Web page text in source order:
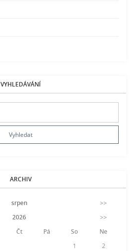
VYHLEDÁVÁNÍ
ARCHIV
srpen
>>
2026
>>
Čt Pá So
Ne
1
2